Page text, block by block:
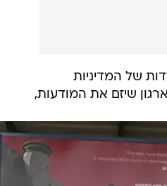
של המדיניות
שיזם את המודעות,